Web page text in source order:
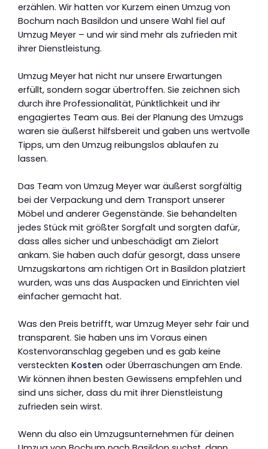
erzählen. Wir hatten vor Kurzem einen Umzug von
Bochum nach Basildon und unsere Wahl fiel auf
Umzug Meyer – und wir sind mehr als zufrieden mit
ihrer Dienstleistung.
Umzug Meyer hat nicht nur unsere Erwartungen
erfüllt, sondern sogar übertroffen. Sie zeichnen sich
durch ihre Professionalität, Pünktlichkeit und ihr
engagiertes Team aus. Bei der Planung des Umzugs
waren sie äußerst hilfsbereit und gaben uns wertvolle
Tipps, um den Umzug reibungslos ablaufen zu
lassen.
Das Team von Umzug Meyer war äußerst sorgfältig
bei der Verpackung und dem Transport unserer
Möbel und anderer Gegenstände. Sie behandelten
jedes Stück mit größter Sorgfalt und sorgten dafür,
dass alles sicher und unbeschädigt am Zielort
ankam. Sie haben auch dafür gesorgt, dass unsere
Umzugskartons am richtigen Ort in Basildon platziert
wurden, was uns das Auspacken und Einrichten viel
einfacher gemacht hat.
Was den Preis betrifft, war Umzug Meyer sehr fair und
transparent. Sie haben uns im Voraus einen
Kostenvoranschlag gegeben und es gab keine
versteckten Kosten oder Überraschungen am Ende.
Wir können ihnen besten Gewissens empfehlen und
sind uns sicher, dass du mit ihrer Dienstleistung
zufrieden sein wirst.
Wenn du also ein Umzugsunternehmen für deinen